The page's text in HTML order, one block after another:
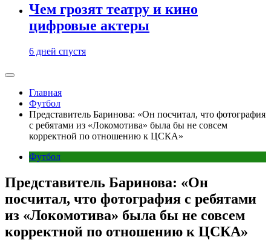
Чем грозят театру и кино
цифровые актеры
6 дней спустя
Главная
Футбол
Представитель Баринова: «Он посчитал, что фотография
с ребятами из «Локомотива» была бы не совсем
корректной по отношению к ЦСКА»
Футбол
Представитель Баринова: «Он
посчитал, что фотография с ребятами
из «Локомотива» была бы не совсем
корректной по отношению к ЦСКА»